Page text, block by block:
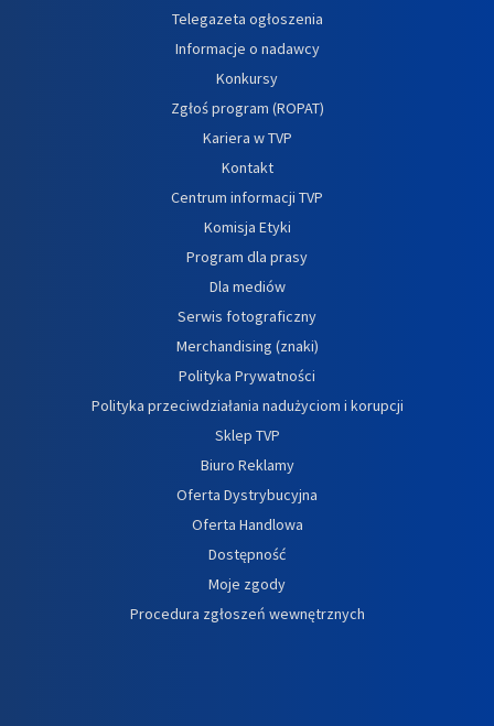
Telegazeta ogłoszenia
Informacje o nadawcy
Konkursy
Zgłoś program (ROPAT)
Kariera w TVP
Kontakt
Centrum informacji TVP
Komisja Etyki
Program dla prasy
Dla mediów
Serwis fotograficzny
Merchandising (znaki)
Polityka Prywatności
Polityka przeciwdziałania nadużyciom i korupcji
Sklep TVP
Biuro Reklamy
Oferta Dystrybucyjna
Oferta Handlowa
Dostępność
Moje zgody
Procedura zgłoszeń wewnętrznych